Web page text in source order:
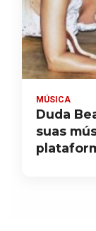
MÚSICA
Duda
suas